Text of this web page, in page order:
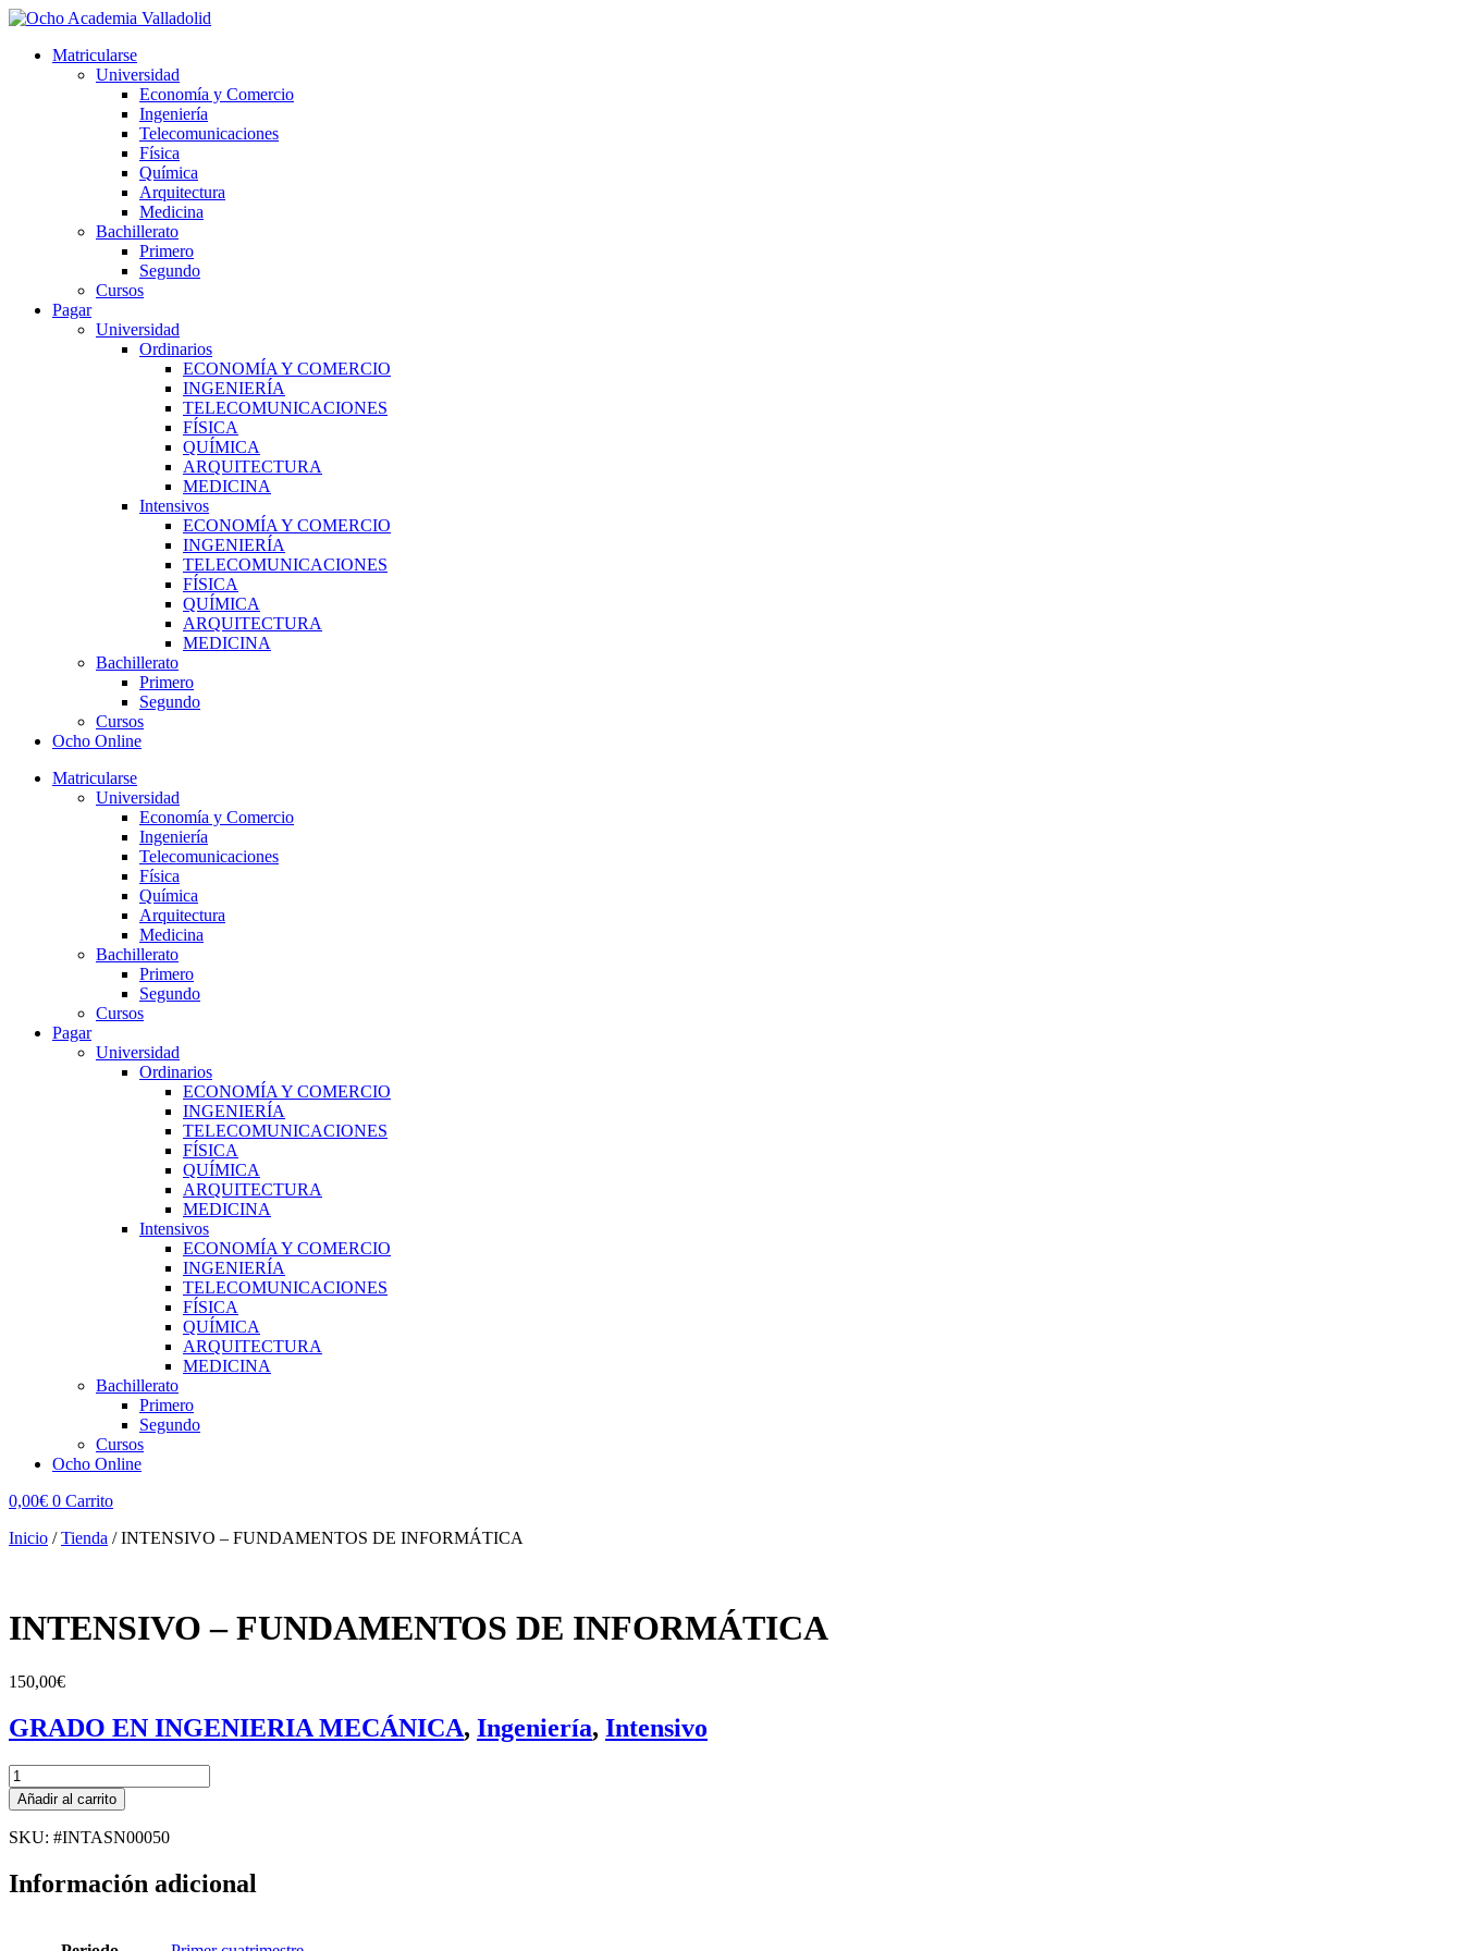
Ir
contenidoMatricularse
Universidad
Economía y Comercio
Ingeniería
Telecomunicaciones
Física
Química
Arquitectura
Medicina
Bachillerato
Primero
Segundo
Cursos
Pagar
Universidad
Ordinarios
ECONOMÍA Y COMERCIO
INGENIERÍA
TELECOMUNICACIONES
FÍSICA
QUÍMICA
ARQUITECTURA
MEDICINA
Intensivos
ECONOMÍA Y COMERCIO
INGENIERÍA
TELECOMUNICACIONES
FÍSICA
QUÍMICA
ARQUITECTURA
MEDICINA
Bachillerato
Primero
Segundo
Cursos
Ocho Online
Matricularse
Universidad
Economía y Comercio
Ingeniería
Telecomunicaciones
Física
Química
Arquitectura
Medicina
Bachillerato
Primero
Segundo
Cursos
Pagar
Universidad
Ordinarios
ECONOMÍA Y COMERCIO
INGENIERÍA
TELECOMUNICACIONES
FÍSICA
QUÍMICA
ARQUITECTURA
MEDICINA
Intensivos
ECONOMÍA Y COMERCIO
INGENIERÍA
TELECOMUNICACIONES
FÍSICA
QUÍMICA
ARQUITECTURA
MEDICINA
Bachillerato
Primero
Segundo
Cursos
Ocho Online
0,00€ 0 Carrito
Inicio /Tienda /INTENSIVO – FUNDAMENTOS DE INFORMÁTICA
INTENSIVO – FUNDAMENTOS DE INFORMÁTICA
150,00€
GRADO EN INGENIERIA MECÁNICA, Ingeniería, Intensivo
INTENSIVO
-
FUNDAMENTOS
DE
cantidad
Añadir al carrito
SKU: #INTASN00050
Información adicional